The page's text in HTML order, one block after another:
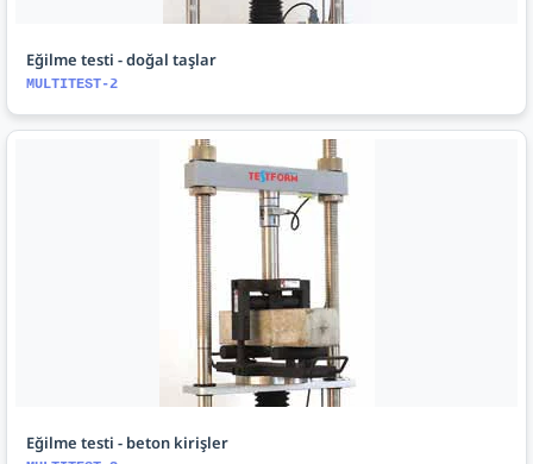
Eğilme testi - doğal taşlar
MULTITEST-2
Eğilme testi - beton kirişler